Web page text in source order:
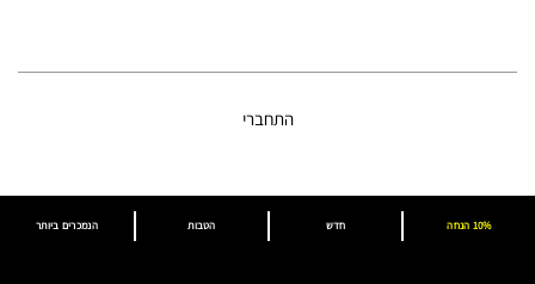
התחברי
הנמכרים ביותר הטבות חדש 10% הנחה